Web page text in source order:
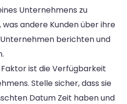
Unternehmens zu
andere Kunden über ihre
berichten und
ist die Verfügbarkeit
Stelle sicher, dass sie
Datum Zeit haben und